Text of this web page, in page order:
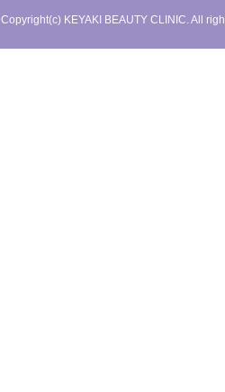
Copyright(c) KEYAKI BEAUTY CLINIC. All